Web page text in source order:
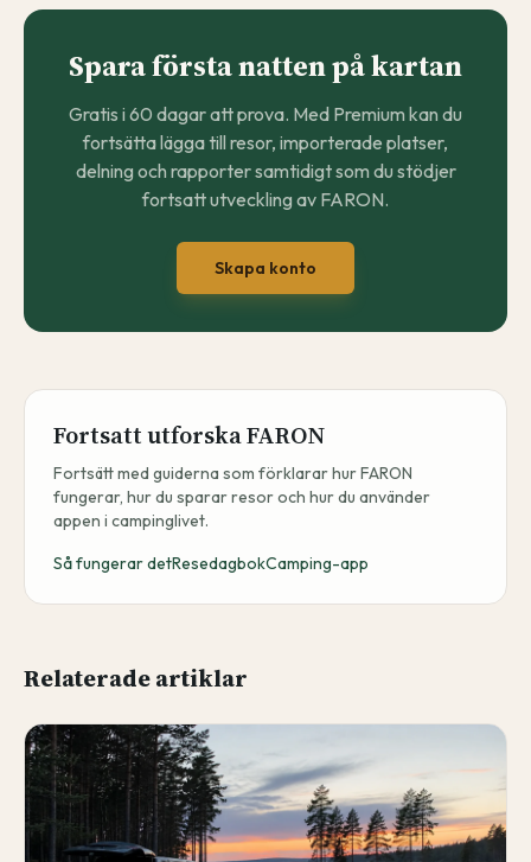
Spara första natten på kartan
Gratis i 60 dagar att prova. Med Premium kan du
fortsätta lägga till resor, importerade platser,
delning och rapporter samtidigt som du stödjer
fortsatt utveckling av FARON.
Skapa konto
Fortsatt utforska FARON
Fortsätt med guiderna som förklarar hur FARON
fungerar, hur du sparar resor och hur du använder
appen i campinglivet.
Så fungerar detResedagbokCamping-app
Relaterade artiklar